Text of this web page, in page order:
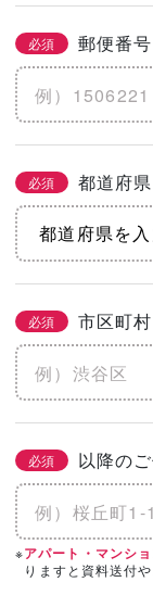
必須 郵便番号
必須 都道府県
必須 市区町村
必須 以降の
※アパート・マンシ
りますと資料送付